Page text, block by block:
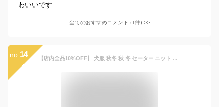
わいいです
全てのおすすめコメント (1件) >
no. 14 【店内全品10%OFF】 犬服 秋冬 秋 冬 セーター ニット 【サイズ交換OK】 ドッグウェア 秋用 冬用 秋服 冬服 犬の服 ペット服 犬 服 おしゃれ シンプル かわいい 暖かい パジャマ 部屋着 防寒 小型犬 中型犬 犬用セーター 北欧風あったかふわふわセーター